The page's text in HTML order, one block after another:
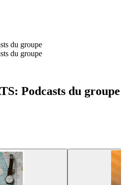
du groupe
du groupe
Podcasts du groupe